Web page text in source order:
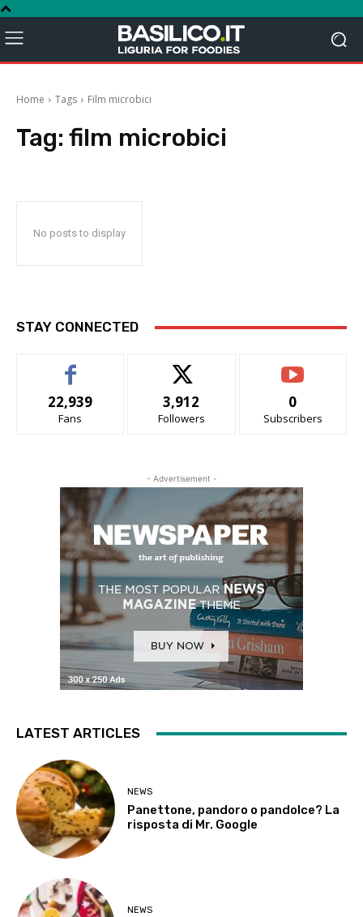
Home Tags Film microbici
Tag: film microbici
No posts to display
STAY CONNECTED
22,939
Fans
3,912
Followers
0
Subscribers
- Advertisement -
LATEST ARTICLES
NEWS
Panettone, pandoro o pandolce? La
risposta di Mr. Google
NEWS